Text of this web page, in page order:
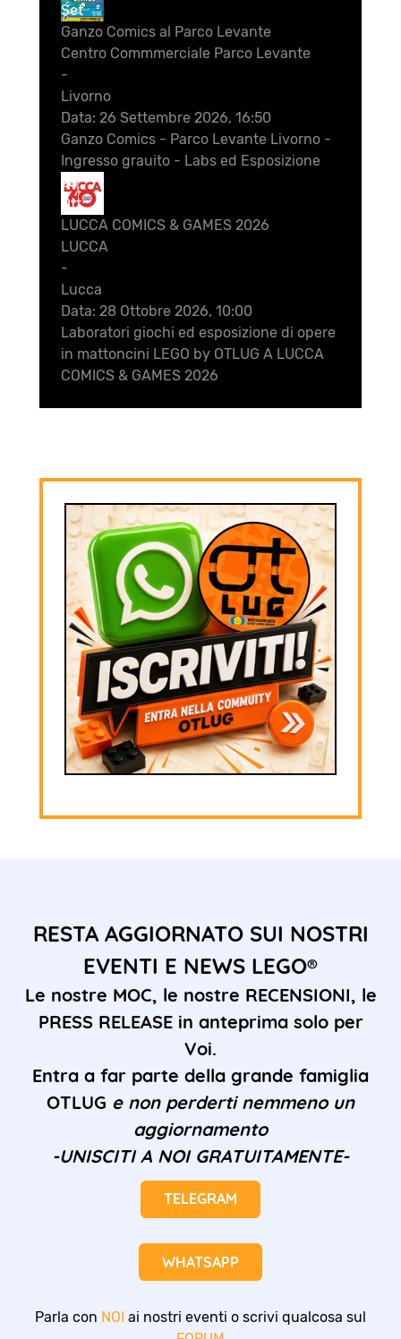
Set
Ganzo Comics al Parco Levante
Centro Commmerciale Parco Levante
-
Livorno
Data: 26 Settembre 2026, 16:50
Ganzo Comics - Parco Levante Livorno -
Ingresso grauito - Labs ed Esposizione
28
Ott
LUCCA COMICS & GAMES 2026
LUCCA
-
Lucca
Data: 28 Ottobre 2026, 10:00
Laboratori giochi ed esposizione di opere
in mattoncini LEGO by OTLUG A LUCCA
COMICS & GAMES 2026
RESTA AGGIORNATO SUI NOSTRI
EVENTI E NEWS LEGO®
Le nostre MOC, le nostre RECENSIONI, le
PRESS RELEASE in anteprima solo per
Voi.
Entra a far parte della grande famiglia
OTLUG e non perderti nemmeno un
aggiornamento
-UNISCITI A NOI GRATUITAMENTE-
TELEGRAM
WHATSAPP
Parla con NOI ai nostri eventi o scrivi qualcosa sul